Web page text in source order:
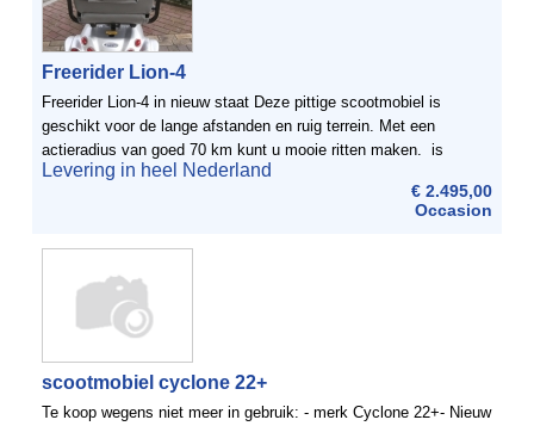
Freerider Lion-4
Freerider Lion-4 in nieuw staat Deze pittige scootmobiel is
geschikt voor de lange afstanden en ruig terrein. Met een
actieradius van goed 70 km kunt u mooie ritten maken. is
voorzien van een beveiliging zodat de scootmobiel ook ...
Levering in heel Nederland
€ 2.495,00
Occasion
scootmobiel cyclone 22+
Te koop wegens niet meer in gebruik: - merk Cyclone 22+- Nieuw